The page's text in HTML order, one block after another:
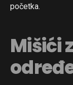
početka.
Mišići